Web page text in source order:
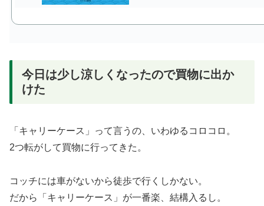
今日は少し涼しくなったので買物に出か
けた
「キャリーケース」って言うの、いわゆるコロコロ。
2つ転がして買物に行ってきた。
コッチには車がないから徒歩で行くしかない。
だから「キャリーケース」が一番楽、結構入るし。